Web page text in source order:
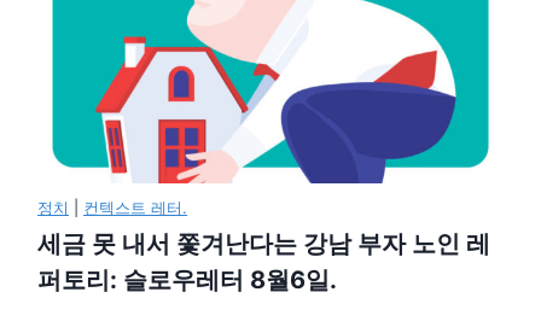
정치 컨텍스트 레터.
세금 못 내서 쫓겨난다는 강남 부자 노인 레
퍼토리: 슬로우레터 8월6일.